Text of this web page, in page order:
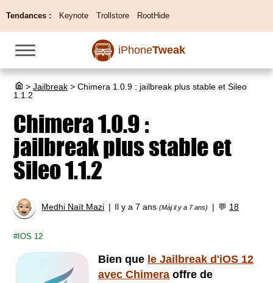
Tendances : Keynote Trollstore RootHide
iPhoneTweak
> Jailbreak > Chimera 1.0.9 : jailbreak plus stable et Sileo
1.1.2
Chimera 1.0.9 :
jailbreak plus stable et
Sileo 1.1.2
Medhi Naït Mazi Il y a 7 ans(Màj il y a 7 ans) 💬 18
IOS 12
Bien que le Jailbreak d'iOS 12
avec Chimera offre de